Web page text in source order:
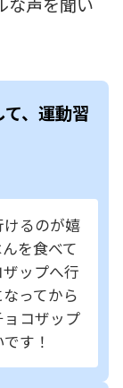
、運動習
るのが嬉
を食べて
ップへ行
ってから
コザップ
す！